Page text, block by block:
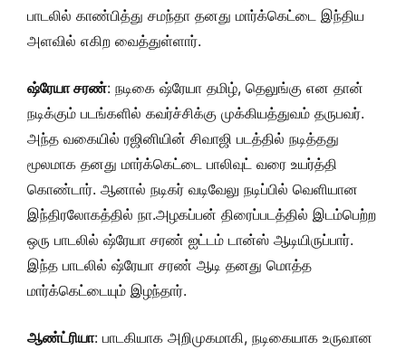
பாடலில் காண்பித்து சமந்தா தனது மார்க்கெட்டை இந்திய
அளவில் எகிற வைத்துள்ளார்.
ஷ்ரேயா சரண்: நடிகை ஷ்ரேயா தமிழ், தெலுங்கு என தான்
நடிக்கும் படங்களில் கவர்ச்சிக்கு முக்கியத்துவம் தருபவர்.
அந்த வகையில் ரஜினியின் சிவாஜி படத்தில் நடித்தது
மூலமாக தனது மார்க்கெட்டை பாலிவுட் வரை உயர்த்தி
கொண்டார். ஆனால் நடிகர் வடிவேலு நடிப்பில் வெளியான
இந்திரலோகத்தில் நா.அழகப்பன் திரைப்படத்தில் இடம்பெற்ற
ஒரு பாடலில் ஷ்ரேயா சரண் ஐட்டம் டான்ஸ் ஆடியிருப்பார்.
இந்த பாடலில் ஷ்ரேயா சரண் ஆடி தனது மொத்த
மார்க்கெட்டையும் இழந்தார்.
ஆண்ட்ரியா: பாடகியாக அறிமுகமாகி, நடிகையாக உருவான